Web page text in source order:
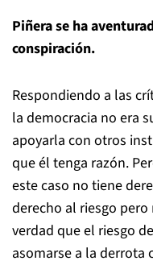
Piñera se ha
conspiración.
Respondiendo a las
la democracia no era
apoyarla con otros
que él tenga razón.
este caso no tiene
derecho al riesgo pero
verdad que el riesgo
asomarse a la